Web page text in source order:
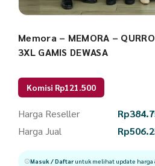
Memora – MEMORA –
3XL GAMIS DEWASA
Komisi Rp121.500
Harga Reseller Rp
Harga Jual
Rp
Masuk / Daftaruntuk melihat update harga